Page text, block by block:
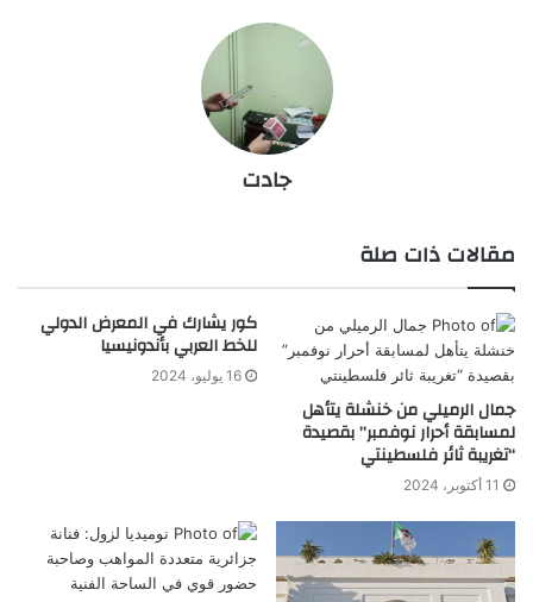
جادت
مقالات ذات صلة
جمال الرميلي من خنشلة يتأهل
لمسابقة أحرار نوفمبر” بقصيدة
“تغريبة ثائر فلسطينتي
11 أكتوبر، 2024
كور يشارك في المعرض الدولي
للخط العربي بأندونيسيا
16 يوليو، 2024